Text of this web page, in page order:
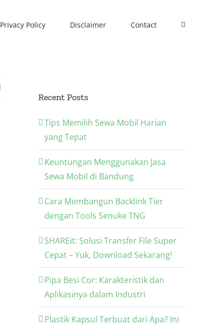
Privacy Policy Disclaimer Contact
Recent Posts
Tips Memilih Sewa Mobil Harian
yang Tepat
Keuntungan Menggunakan Jasa
Sewa Mobil di Bandung
Cara Membangun Backlink Tier
dengan Tools Senuke TNG
SHAREit: Solusi Transfer File Super
Cepat – Yuk, Download Sekarang!
Pipa Besi Cor: Karakteristik dan
Aplikasinya dalam Industri
Plastik Kapsul Terbuat dari Apa? Ini